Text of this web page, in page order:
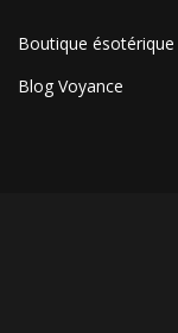
Boutique ésotérique
Blog Voyance